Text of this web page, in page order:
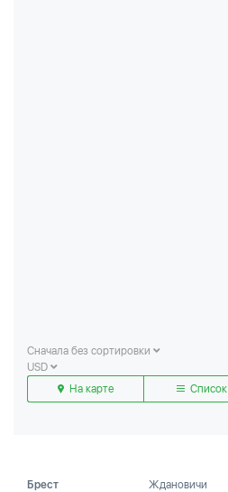
Сначала без сортировки
USD
На карте
Список
Брест
Ждановичи